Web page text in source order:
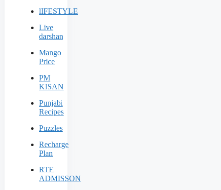
lIFESTYLE
Live
darshan
Mango
Price
PM
KISAN
Punjabi
Recipes
Puzzles
Recharge
Plan
RTE
ADMISSON